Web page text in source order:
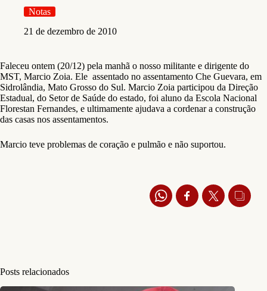
Notas
21 de dezembro de 2010
Faleceu ontem (20/12) pela manhã o nosso militante e dirigente do
MST, Marcio Zoia. Ele assentado no assentamento Che Guevara, em
Sidrolândia, Mato Grosso do Sul. Marcio Zoia participou da Direção
Estadual, do Setor de Saúde do estado, foi aluno da Escola Nacional
Florestan Fernandes, e ultimamente ajudava a cordenar a construção
das casas nos assentamentos.
Marcio teve problemas de coração e pulmão e não suportou.
Posts relacionados